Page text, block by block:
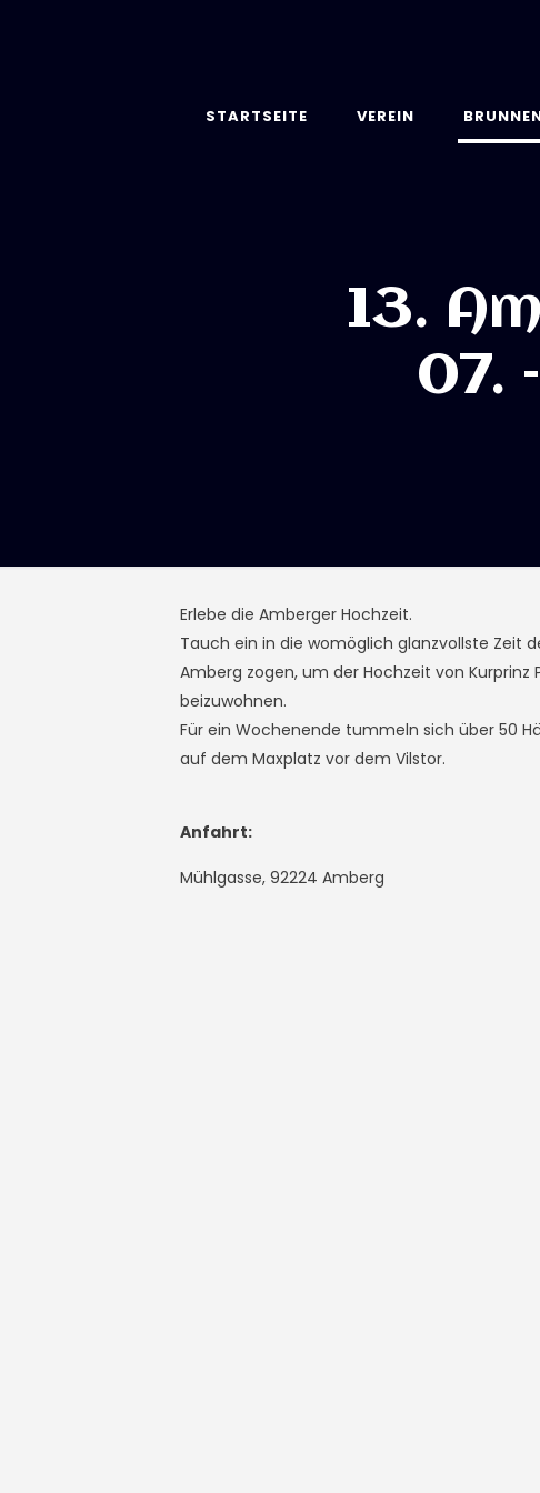
STARTSEITE VEREIN
13.
07.
Erlebe die Amberger Hochzeit.
Tauch ein in die womöglich glanzvollste Zeit
Amberg zogen, um der Hochzeit von
beizuwohnen.
Für ein Wochenende tummeln sich über 50
auf dem Maxplatz vor dem Vilstor.
Anfahrt:
Mühlgasse, 92224 Amberg